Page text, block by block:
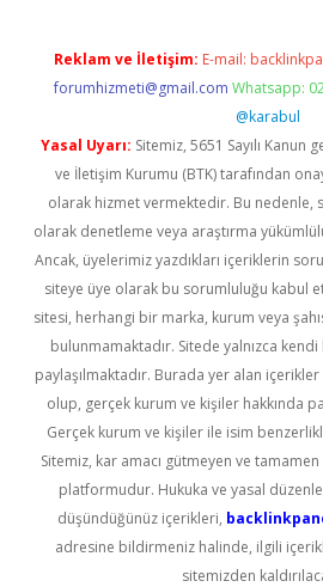
Reklam ve İletişim: E-mail:
forumhizmeti@gmail.com Whatsapp:
@karabul
Yasal Uyarı: Sitemiz, 5651 Sayılı
ve İletişim Kurumu (BTK) tarafından
olarak hizmet vermektedir. Bu
olarak denetleme veya araştırma
Ancak, üyelerimiz yazdıkları içeriklerin
siteye üye olarak bu sorumluluğu kabul
sitesi, herhangi bir marka, kurum veya
bulunmamaktadır. Sitede yalnızca kendi
paylaşılmaktadır. Burada yer alan
olup, gerçek kurum ve kişiler hakkında
Gerçek kurum ve kişiler ile isim
Sitemiz, kar amacı gütmeyen ve
platformudur. Hukuka ve yasal
düşündüğünüz içerikleri,
adresine bildirmeniz halinde, ilgili
sitemizden